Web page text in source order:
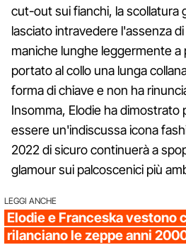
cut-out sui fianchi, la scollatura
lasciato intravedere l'assenza
maniche lunghe leggermente a
portato al collo una lunga
forma di chiave e non ha
Insomma, Elodie ha dimostrato
essere un'indiscussa icona
2022 di sicuro continuerà a
glamour sui palcoscenici più
LEGGI ANCHE
Elodie e Franceska vestono
rilanciano le zeppe anni